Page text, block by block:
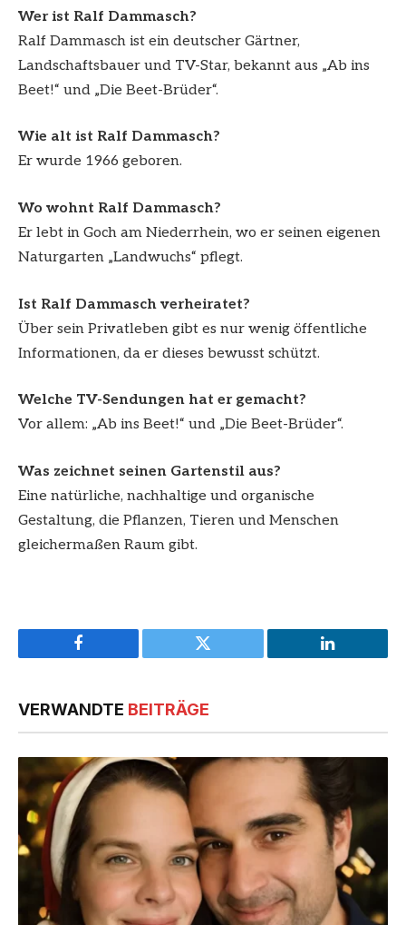
Wer ist Ralf Dammasch?
Ralf Dammasch ist ein deutscher Gärtner,
Landschaftsbauer und TV-Star, bekannt aus „Ab ins
Beet!“ und „Die Beet-Brüder“.
Wie alt ist Ralf Dammasch?
Er wurde 1966 geboren.
Wo wohnt Ralf Dammasch?
Er lebt in Goch am Niederrhein, wo er seinen eigenen
Naturgarten „Landwuchs“ pflegt.
Ist Ralf Dammasch verheiratet?
Über sein Privatleben gibt es nur wenig öffentliche
Informationen, da er dieses bewusst schützt.
Welche TV-Sendungen hat er gemacht?
Vor allem: „Ab ins Beet!“ und „Die Beet-Brüder“.
Was zeichnet seinen Gartenstil aus?
Eine natürliche, nachhaltige und organische
Gestaltung, die Pflanzen, Tieren und Menschen
gleichermaßen Raum gibt.
Facebook Twitter LinkedIn
VERWANDTE BEITRÄGE